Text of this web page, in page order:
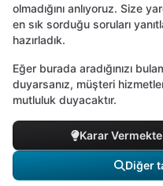
olmadığını anlıyoruz. Size
en sık sorduğu soruları
hazırladık.
Eğer burada aradığınızı
duyarsanız, müşteri
mutluluk duyacaktır.
Karar
Diğer